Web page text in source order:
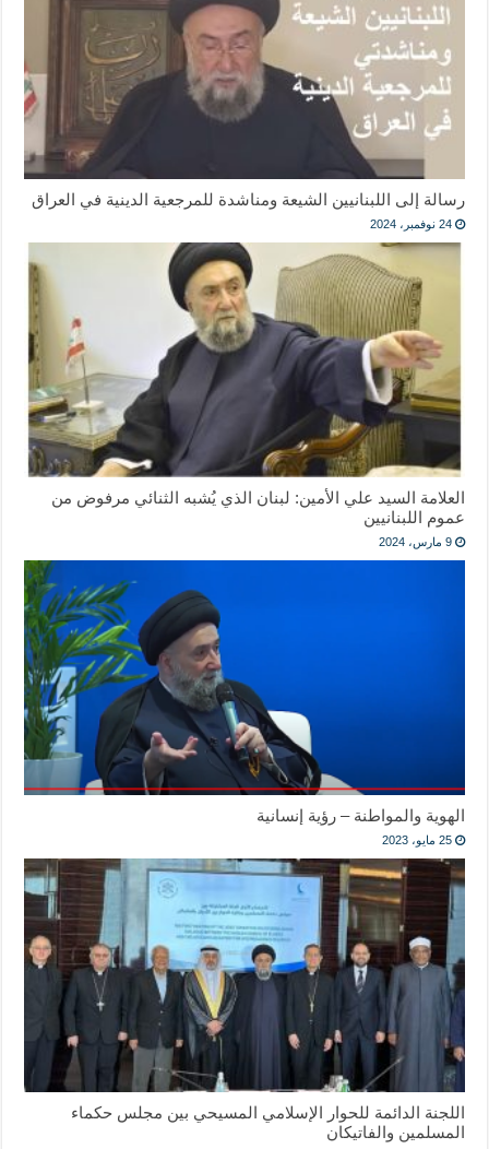
رسالة إلى اللبنانيين الشيعة ومناشدة للمرجعية الدينية في العراق
24 نوفمبر، 2024
العلامة السيد علي الأمين: لبنان الذي يُشبه الثنائي مرفوض من
عموم اللبنانيين
9 مارس، 2024
الهوية والمواطنة – رؤية إنسانية
25 مايو، 2023
اللجنة الدائمة للحوار الإسلامي المسيحي بين مجلس حكماء
المسلمين والفاتيكان